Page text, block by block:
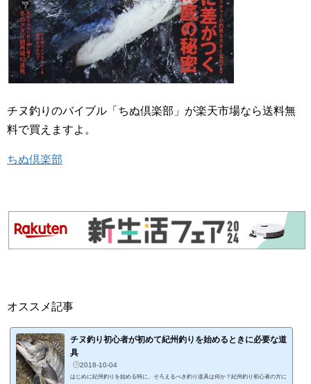
チヌ釣りのバイブル「ちぬ倶楽部」が楽天市場なら送料無
料で買えますよ。
ちぬ倶楽部
オススメ記事
チヌ釣り初心者が初めて紀州釣りを始めるときに必要な道
具
2018-10-04
はじめに紀州釣りを始める時に、そろえるべき釣り道具は何か？紀州釣り初心者の方に